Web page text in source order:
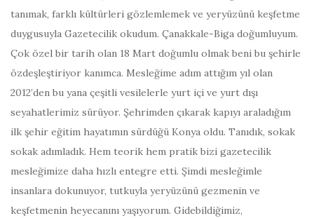
tanımak, farklı kültürleri gözlemlemek ve yeryüzünü keşfetme
duygusuyla Gazetecilik okudum. Çanakkale-Biga doğumluyum.
Çok özel bir tarih olan 18 Mart doğumlu olmak beni bu şehirle
özdeşleştiriyor kanımca. Mesleğime adım attığım yıl olan
2012’den bu yana çeşitli vesilelerle yurt içi ve yurt dışı
seyahatlerimiz sürüyor. Şehrimden çıkarak kapıyı araladığım
ilk şehir eğitim hayatımın sürdüğü Konya oldu. Tanıdık, sokak
sokak adımladık. Hem teorik hem pratik bizi gazetecilik
mesleğimize daha hızlı entegre etti. Şimdi mesleğimle
insanlara dokunuyor, tutkuyla yeryüzünü gezmenin ve
keşfetmenin heyecanını yaşıyorum. Gidebildiğimiz,